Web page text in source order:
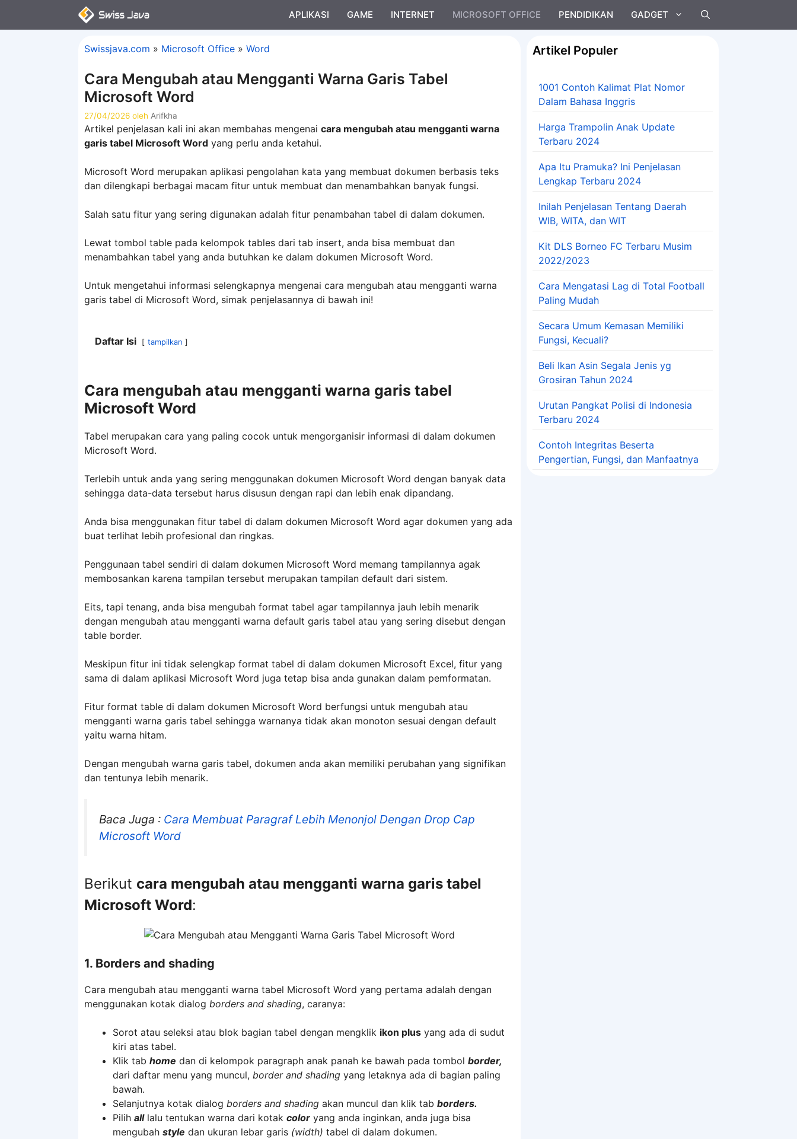
APLIKASI GAME INTERNET MICROSOFT OFFICE PENDIDIKAN GADGET
Swissjava.com » Microsoft Office » Word
Cara Mengubah atau Mengganti Warna Garis Tabel
Microsoft Word
27/04/2026 oleh Arifkha
Artikel penjelasan kali ini akan membahas mengenai cara mengubah atau mengganti warna
garis tabel Microsoft Word yang perlu anda ketahui.
Microsoft Word merupakan aplikasi pengolahan kata yang membuat dokumen berbasis teks
dan dilengkapi berbagai macam fitur untuk membuat dan menambahkan banyak fungsi.
Salah satu fitur yang sering digunakan adalah fitur penambahan tabel di dalam dokumen.
Lewat tombol table pada kelompok tables dari tab insert, anda bisa membuat dan
menambahkan tabel yang anda butuhkan ke dalam dokumen Microsoft Word.
Untuk mengetahui informasi selengkapnya mengenai cara mengubah atau mengganti warna
garis tabel di Microsoft Word, simak penjelasannya di bawah ini!
Daftar Isi tampilkan
Cara mengubah atau mengganti warna garis tabel
Microsoft Word
Tabel merupakan cara yang paling cocok untuk mengorganisir informasi di dalam dokumen
Microsoft Word.
Terlebih untuk anda yang sering menggunakan dokumen Microsoft Word dengan banyak data
sehingga data-data tersebut harus disusun dengan rapi dan lebih enak dipandang.
Anda bisa menggunakan fitur tabel di dalam dokumen Microsoft Word agar dokumen yang ada
buat terlihat lebih profesional dan ringkas.
Penggunaan tabel sendiri di dalam dokumen Microsoft Word memang tampilannya agak
membosankan karena tampilan tersebut merupakan tampilan default dari sistem.
Eits, tapi tenang, anda bisa mengubah format tabel agar tampilannya jauh lebih menarik
dengan mengubah atau mengganti warna default garis tabel atau yang sering disebut dengan
table border.
Meskipun fitur ini tidak selengkap format tabel di dalam dokumen Microsoft Excel, fitur yang
sama di dalam aplikasi Microsoft Word juga tetap bisa anda gunakan dalam pemformatan.
Fitur format table di dalam dokumen Microsoft Word berfungsi untuk mengubah atau
mengganti warna garis tabel sehingga warnanya tidak akan monoton sesuai dengan default
yaitu warna hitam.
Dengan mengubah warna garis tabel, dokumen anda akan memiliki perubahan yang signifikan
dan tentunya lebih menarik.
Baca Juga : Cara Membuat Paragraf Lebih Menonjol Dengan Drop Cap
Microsoft Word
Berikut cara mengubah atau mengganti warna garis tabel
Microsoft Word:
1. Borders and shading
Cara mengubah atau mengganti warna tabel Microsoft Word yang pertama adalah dengan
menggunakan kotak dialog borders and shading, caranya:
Sorot atau seleksi atau blok bagian tabel dengan mengklik ikon plus yang ada di sudut
kiri atas tabel.
Klik tab home dan di kelompok paragraph anak panah ke bawah pada tombol border,
dari daftar menu yang muncul, border and shading yang letaknya ada di bagian paling
bawah.
Selanjutnya kotak dialog borders and shading akan muncul dan klik tab borders.
Pilih alllalu tentukan warna dari kotak color yang anda inginkan, anda juga bisa
mengubah style dan ukuran lebar garis (width) tabel di dalam dokumen.
Artikel Populer
1001 Contoh Kalimat Plat Nomor
Dalam Bahasa Inggris
Harga Trampolin Anak Update
Terbaru 2024
Apa Itu Pramuka? Ini Penjelasan
Lengkap Terbaru 2024
Inilah Penjelasan Tentang Daerah
WIB, WITA, dan WIT
Kit DLS Borneo FC Terbaru Musim
2022/2023
Cara Mengatasi Lag di Total Football
Paling Mudah
Secara Umum Kemasan Memiliki
Fungsi, Kecuali?
Beli Ikan Asin Segala Jenis yg
Grosiran Tahun 2024
Urutan Pangkat Polisi di Indonesia
Terbaru 2024
Contoh Integritas Beserta
Pengertian, Fungsi, dan Manfaatnya